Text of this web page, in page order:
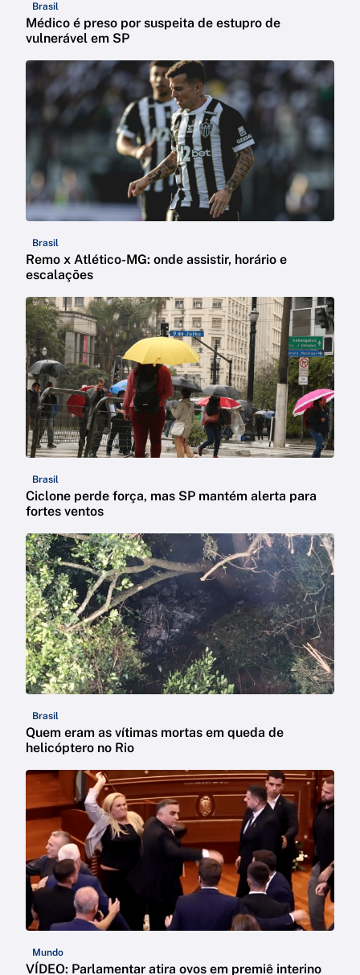
Brasil
Médico é preso por suspeita de estupro de
vulnerável em SP
Brasil
Remo x Atlético-MG: onde assistir, horário e
escalações
Brasil
Ciclone perde força, mas SP mantém alerta para
fortes ventos
Brasil
Quem eram as vítimas mortas em queda de
helicóptero no Rio
Mundo
VÍDEO: Parlamentar atira ovos em premiê interino